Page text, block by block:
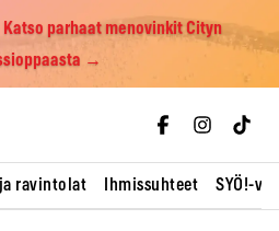
parhaat menovinkit Cityn
→
ja ravintolat Ihmissuhteet SYÖ!-